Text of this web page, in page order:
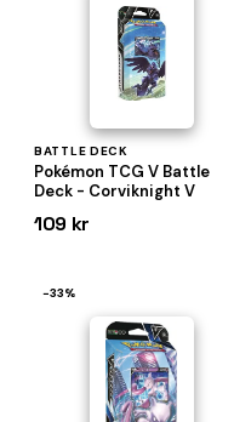
BATTLE DECK
Pokémon TCG V Battle
Deck - Corviknight V
109 kr
−33%